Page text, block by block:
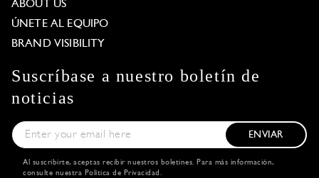
ABOUT US
ÚNETE AL EQUIPO
BRAND VISIBILITY
Suscríbase a nuestro boletín de
noticias
ENVIAR
Al suscribirte, aceptas recibir nuestros boletines. Para más información,
consulte nuestra Política de Privacidad .